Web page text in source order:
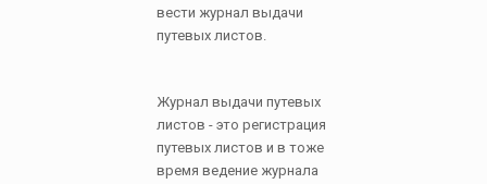
вести журнал выдачи
путевых листов.
Журнал выдачи путевых
листов - это регистрация
путевых листов и в тоже
время ведение журнала